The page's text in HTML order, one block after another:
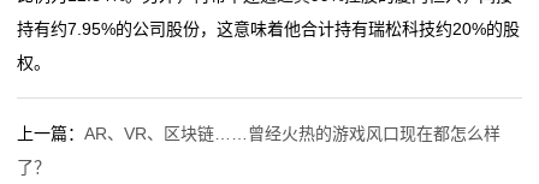
持有约7.95%的公司股份，这意味着他合计持有瑞松科技约20%的股
权。
上一篇： AR、VR、区块链……曾经火热的游戏风口现在都怎么样
了？